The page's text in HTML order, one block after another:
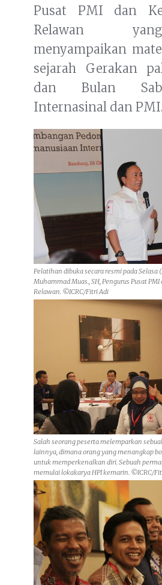
Pusat PMI dan
Relawan
menyampaikan
sejarah Gerakan
dan Bulan
Internasinal dan PMI.
Pelatihan dibuka secara resmi pada Selasa
Muhammad Muas., SH, Pengurus Pusat
Relawan. ©ICRC/Fitri Adi
Salah seorang peserta melemparkan
lainnya, dimana orang yang menangkap
untuk memperkenalkan diri. Sebuah
memulai lokakarya HPI kemarin. ©ICRC/